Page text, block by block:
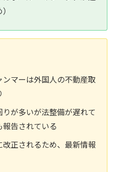
マーは外国人の不動産取
が多いが法整備が遅れて
告されている
正されるため、最新情報